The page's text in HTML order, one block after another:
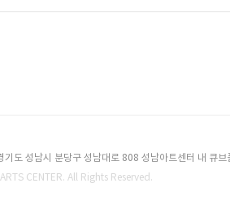
기도 성남시 분당구 성남대로 808 성남아트센터 내 큐
CENTER. All Rights Reserved.